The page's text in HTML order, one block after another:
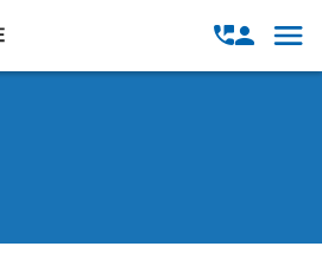
Open
modal
Open